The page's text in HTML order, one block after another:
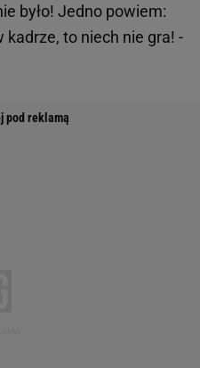
było! Jedno powiem:
to niech nie gra! -